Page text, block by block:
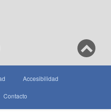
Accesibilidad
Contacto